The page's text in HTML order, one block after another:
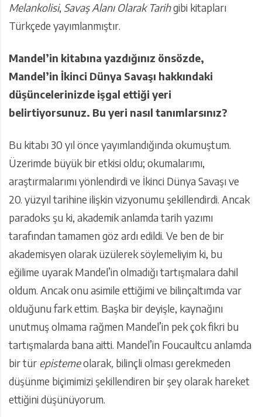
Melankolisi, Savaş Alanı Olarak Tarihgibi kitapları
Türkçede yayımlanmıştır.
Mandel’in kitabına yazdığınız önsözde,
Mandel’in İkinci Dünya Savaşı hakkındaki
düşüncelerinizde işgal ettiği yeri
belirtiyorsunuz. Bu yeri nasıl tanımlarsınız?
Bu kitabı 30 yıl önce yayımlandığında okumuştum.
Üzerimde büyük bir etkisi oldu; okumalarımı,
araştırmalarımı yönlendirdi ve İkinci Dünya Savaşı ve
20. yüzyıl tarihine ilişkin vizyonumu şekillendirdi. Ancak
paradoks şu ki, akademik anlamda tarih yazımı
tarafından tamamen göz ardı edildi. Ve ben de bir
akademisyen olarak üzülerek söylemeliyim ki, bu
eğilime uyarak Mandel’in olmadığı tartışmalara dahil
oldum. Ancak onu asimile ettiğimi ve bilinçaltımda var
olduğunu fark ettim. Başka bir deyişle, kaynağını
unutmuş olmama rağmen Mandel’in pek çok fikri bu
tartışmalarda bana aitti. Mandel’in Foucaultcu anlamda
bir tür epistemeolarak, bilinçli olması gerekmeden
düşünme biçimimizi şekillendiren bir şey olarak hareket
ettiğini düşünüyorum.